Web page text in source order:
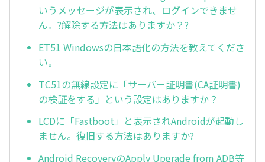
いうメッセージが表示され、ログインできませ
ん。?解除する方法はありますか？?
ET51 Windowsの日本語化の方法を教えてくださ
い。
TC51の無線設定に「サーバー証明書(CA証明書)
の検証をする」という設定はありますか？
LCDに「Fastboot」と表示されAndroidが起動し
ません。復旧する方法はありますか?
Android RecoveryのApply Upgrade from ADB等